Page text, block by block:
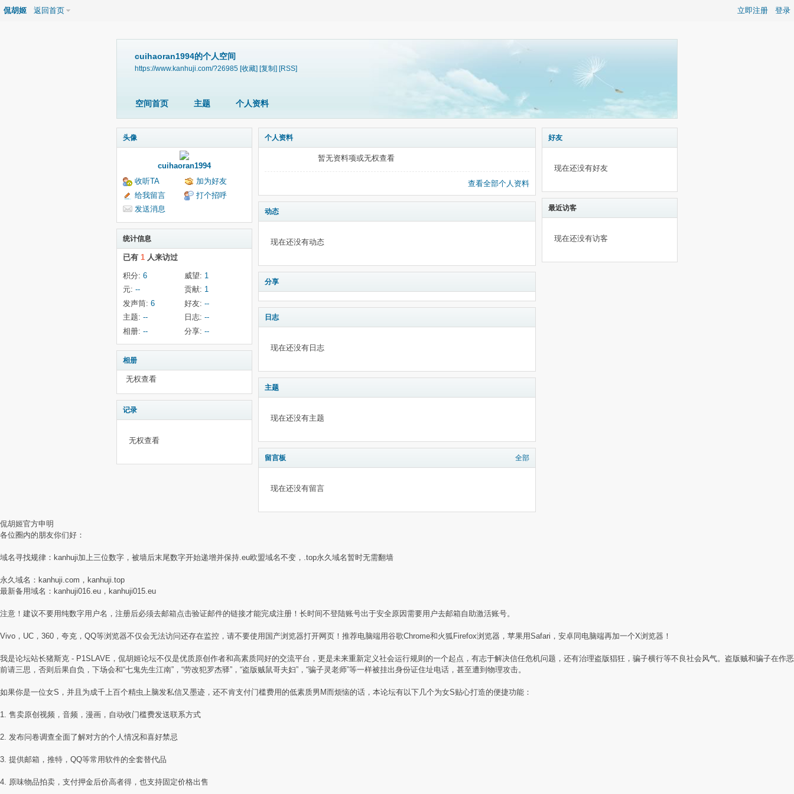
立即注册 登录
侃胡姬 返回首页
cuihaoran1994的个人空间
https://www.kanhuji.com/?26985 [收藏] [复制] [RSS]
空间首页 主题 个人资料
头像
cuihaoran1994
收听TA
加为好友
给我留言
打个招呼
发送消息
统计信息
已有 1 人来访过
积分: 6 威望: 1
元: -- 贡献: 1
发声筒: 6 好友: --
主题: -- 日志: --
相册: -- 分享: --
相册
无权查看
记录
无权查看
个人资料
暂无资料项或无权查看
查看全部个人资料
动态
现在还没有动态
分享
日志
现在还没有日志
主题
现在还没有主题
留言板 全部
现在还没有留言
好友
现在还没有好友
最近访客
现在还没有访客
侃胡姬官方申明
各位圈内的朋友你们好：
域名寻找规律：kanhuji加上三位数字，被墙后末尾数字开始递增并保持.eu欧盟域名不变，.top永久域名暂时无需翻墙
永久域名：kanhuji.com，kanhuji.top
最新备用域名：kanhuji016.eu，kanhuji015.eu
注意！建议不要用纯数字用户名，注册后必须去邮箱点击验证邮件的链接才能完成注册！长时间不登陆账号出于安全原因需要用户去邮箱自助激活账号。
Vivo，UC，360，夸克，QQ等浏览器不仅会无法访问还存在监控，请不要使用国产浏览器打开网页！推荐电脑端用谷歌Chrome和火狐Firefox浏览器，苹果用Safari，安卓同电脑端再加一个X浏览器！
我是论坛站长猪斯克 - P1SLAVE，侃胡姬论坛不仅是优质原创作者和高素质同好的交流平台，更是未来重新定义社会运行规则的一个起点，有志于解决信任危机问题，还有治理盗版猖狂，骗子横行等不良社会风气。盗版贼和骗子在作恶
前请三思，否则后果自负，下场会和“七鬼先生江南”，“劳改犯罗杰驿”，“盗版贼鼠哥夫妇”，“骗子灵老师”等一样被挂出身份证住址电话，甚至遭到物理攻击。
如果你是一位女S，并且为成千上百个精虫上脑发私信又墨迹，还不肯支付门槛费用的低素质男M而烦恼的话，本论坛有以下几个为女S贴心打造的便捷功能：
1. 售卖原创视频，音频，漫画，自动收门槛费发送联系方式
2. 发布问卷调查全面了解对方的个人情况和喜好禁忌
3. 提供邮箱，推特，QQ等常用软件的全套替代品
4. 原味物品拍卖，支付押金后价高者得，也支持固定价格出售